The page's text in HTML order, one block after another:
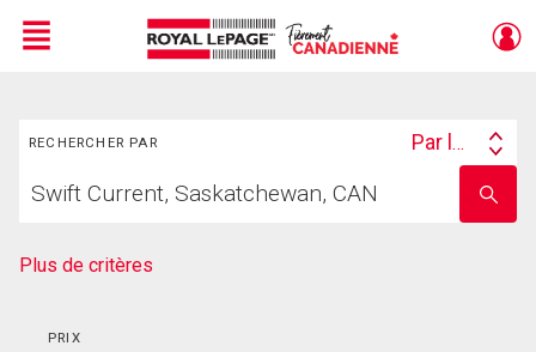
Menu
RECHERCHER PAR
Search
Par lieu
votre
nom
Plus de critères
PRIX